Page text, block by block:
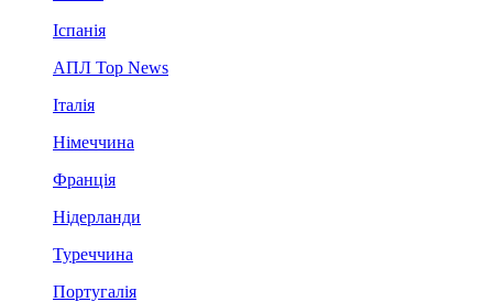
Іспанія
АПЛ Top News
Італія
Німеччина
Франція
Нідерланди
Туреччина
Португалія